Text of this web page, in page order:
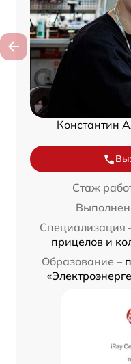
Константин
Стаж
Специализация
прицелов и
Образование –